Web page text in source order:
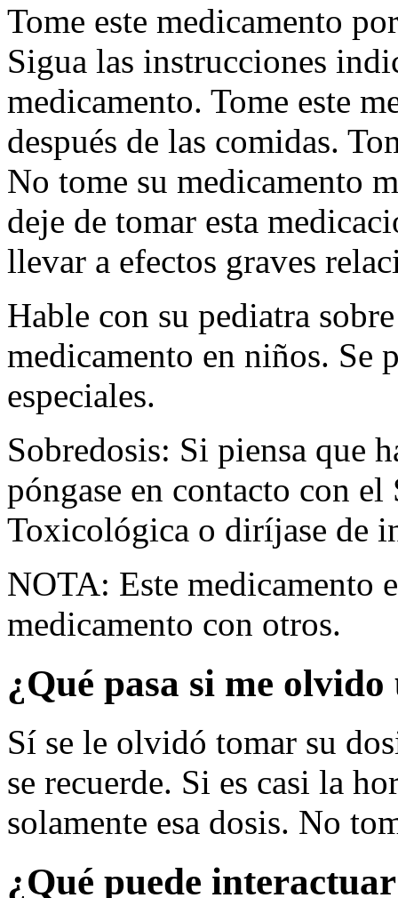
Tome este medicamento
Sigua las instrucciones
medicamento. Tome este
después de las comidas.
No tome su medicamento
deje de tomar esta
llevar a efectos graves
Hable con su pediatra
medicamento en niños. Se
especiales.
Sobredosis: Si piensa que
póngase en contacto con
Toxicológica o diríjase de
NOTA: Este medicamento
medicamento con otros.
¿Qué pasa si me olvido
Sí se le olvidó tomar su
se recuerde. Si es casi la
solamente esa dosis. No
¿Qué puede